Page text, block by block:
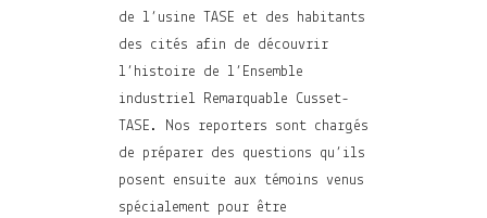
de l’usine TASE et des habitants
des cités afin de découvrir
l’histoire de l’Ensemble
industriel Remarquable Cusset-
TASE. Nos reporters sont chargés
de préparer des questions qu’ils
posent ensuite aux témoins venus
spécialement pour être